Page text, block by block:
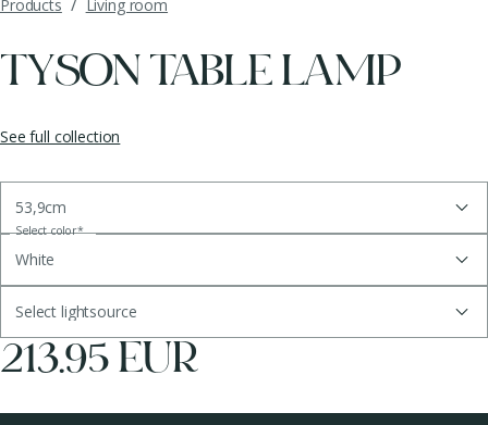
Products Living room
TYSON TABLE LAMP
See full collection
53,9cm
Select color*
White
Select lightsource
213.95 EUR